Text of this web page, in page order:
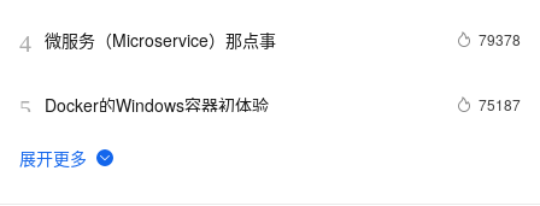
4 微服务（Microservice）那点事 79378
5 Docker的Windows容器初体验 75187
6 3分钟，了解阿里云热门开发者工具 Cloud Toolkit